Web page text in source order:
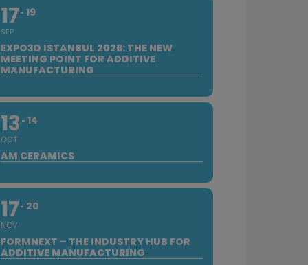
17
SEP
19
EXPO3D ISTANBUL 2026: THE NEW
MEETING POINT FOR ADDITIVE
MANUFACTURING
13
OCT
14
AM CERAMICS
17
NOV
20
FORMNEXT – THE INDUSTRY HUB FOR
ADDITIVE MANUFACTURING